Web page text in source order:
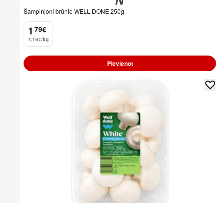
Šampinjoni brūnie WELL DONE 250g
1
. 79€
7,16€/kg
Pievienot